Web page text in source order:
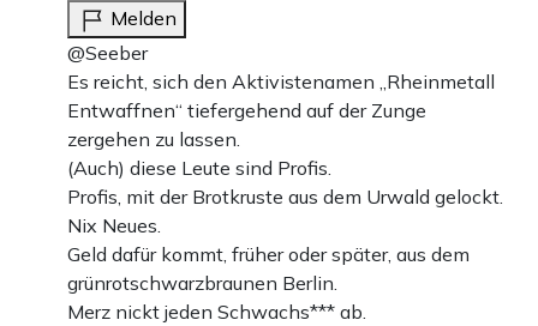
Melden
@Seeber
Es reicht, sich den Aktivistenamen „Rheinmetall
Entwaffnen“ tiefergehend auf der Zunge
zergehen zu lassen.
(Auch) diese Leute sind Profis.
Profis, mit der Brotkruste aus dem Urwald gelockt.
Nix Neues.
Geld dafür kommt, früher oder später, aus dem
grünrotschwarzbraunen Berlin.
Merz nickt jeden Schwachs*** ab.